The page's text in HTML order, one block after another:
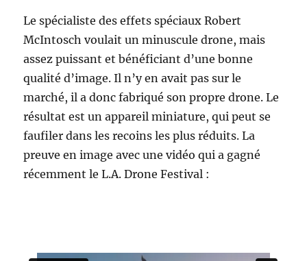
Le spécialiste des effets spéciaux Robert
McIntosch voulait un minuscule drone, mais
assez puissant et bénéficiant d’une bonne
qualité d’image. Il n’y en avait pas sur le
marché, il a donc fabriqué son propre drone. Le
résultat est un appareil miniature, qui peut se
faufiler dans les recoins les plus réduits. La
preuve en image avec une vidéo qui a gagné
récemment le L.A. Drone Festival :